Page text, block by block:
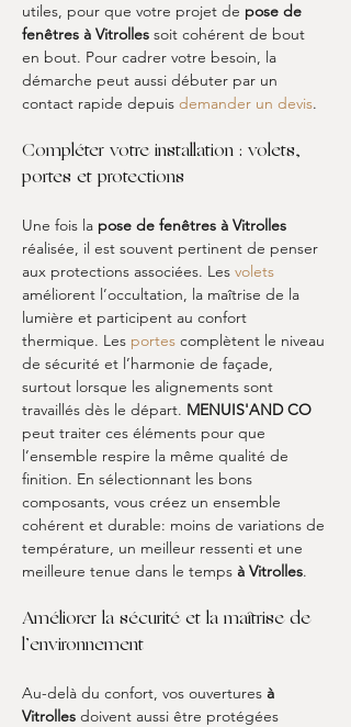
utiles, pour que votre projet de pose de
fenêtres à Vitrolles soit cohérent de bout
en bout. Pour cadrer votre besoin, la
démarche peut aussi débuter par un
contact rapide depuis demander un devis.
Compléter votre installation : volets,
portes et protections
Une fois la pose de fenêtres à Vitrolles
réalisée, il est souvent pertinent de penser
aux protections associées. Les volets
améliorent l’occultation, la maîtrise de la
lumière et participent au confort
thermique. Les portes complètent le niveau
de sécurité et l’harmonie de façade,
surtout lorsque les alignements sont
travaillés dès le départ. MENUIS'AND CO
peut traiter ces éléments pour que
l’ensemble respire la même qualité de
finition. En sélectionnant les bons
composants, vous créez un ensemble
cohérent et durable: moins de variations de
température, un meilleur ressenti et une
meilleure tenue dans le temps à Vitrolles.
Améliorer la sécurité et la maîtrise de
l’environnement
Au-delà du confort, vos ouvertures à
Vitrolles doivent aussi être protégées